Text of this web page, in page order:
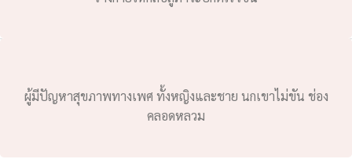
ผู้มีปัญหาสุขภาพทางเพศ ทั้งหญิงและชาย นกเขาไม่ขัน ช่อง
คลอดหลวม